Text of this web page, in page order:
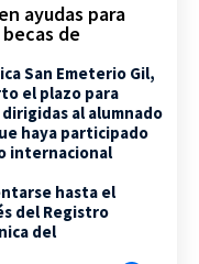
ayudas para
de
San Emeterio Gil,
el plazo para
al alumnado
haya participado
internacional
hasta el
del Registro
del